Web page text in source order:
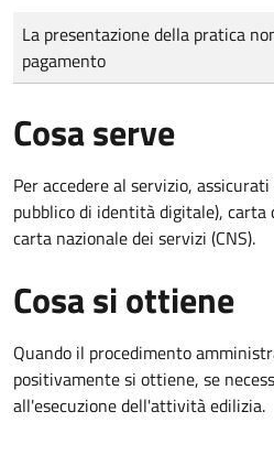
Tipo di pagamento
Importo
La presentazione della pratica
pagamento
Cosa serve
Per accedere al servizio,
pubblico di identità digitale), carta
carta nazionale dei servizi (CNS).
Cosa si ottiene
Quando il procedimento
positivamente si ottiene, se
all'esecuzione dell'attività edilizia.